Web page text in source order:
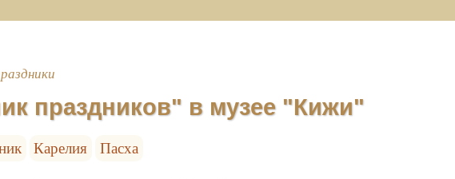
праздников" в музее "Кижи"
Карелия Пасха